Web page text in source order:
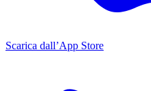
Scarica dall’App Store